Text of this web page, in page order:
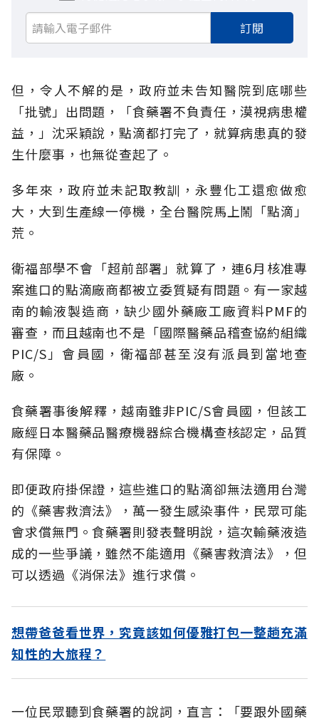
訂閱
但，令人不解的是，政府並未告知醫院到底哪些
「批號」出問題，「食藥署不負責任，漠視病患權
益，」沈采穎說，點滴都打完了，就算病患真的發
生什麼事，也無從查起了。
多年來，政府並未記取教訓，永豐化工還愈做愈
大，大到生產線一停機，全台醫院馬上鬧「點滴」
荒。
衛福部學不會「超前部署」就算了，連6月核准專
案進口的點滴廠商都被立委質疑有問題。有一家越
南的輸液製造商，缺少國外藥廠工廠資料PMF的
審查，而且越南也不是「國際醫藥品稽查協約組織
PIC/S」會員國，衛福部甚至沒有派員到當地查
廠。
食藥署事後解釋，越南雖非PIC/S會員國，但該工
廠經日本醫藥品醫療機器綜合機構查核認定，品質
有保障。
即便政府掛保證，這些進口的點滴卻無法適用台灣
的《藥害救濟法》，萬一發生感染事件，民眾可能
會求償無門。食藥署則發表聲明說，這次輸藥液造
成的一些爭議，雖然不能適用《藥害救濟法》，但
可以透過《消保法》進行求償。
想帶爸爸看世界，究竟該如何優雅打包一整趟充滿
知性的大旅程？
一位民眾聽到食藥署的說詞，直言：「要跟外國藥